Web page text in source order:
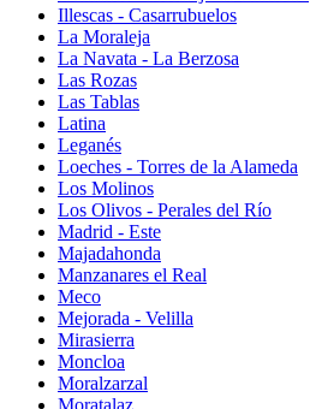
Illescas - Casarrubuelos
La Moraleja
La Navata - La Berzosa
Las Rozas
Las Tablas
Latina
Leganés
Loeches - Torres de la Alameda
Los Molinos
Los Olivos - Perales del Río
Madrid - Este
Majadahonda
Manzanares el Real
Meco
Mejorada - Velilla
Mirasierra
Moncloa
Moralzarzal
Moratalaz